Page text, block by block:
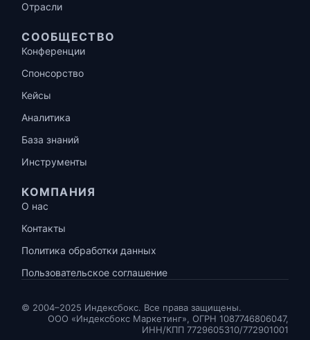
Отрасли
СООБЩЕСТВО
Конференции
Спонсорство
Кейсы
Аналитика
База знаний
Инструменты
КОМПАНИЯ
О нас
Контакты
Политика обработки данных
Пользовательское соглашение
© 2004–2025 Индексбокс. Все права защищены.
ООО «Индексбокс Маркетинг», ОГРН 1087746806047,
ИНН/КПП 7729605310/772901001